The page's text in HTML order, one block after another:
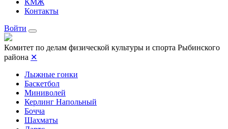
КМЖ
Контакты
Войти
Комитет по делам физической культуры и спорта Рыбинского
района ✕
Лыжные гонки
Баскетбол
Миниволей
Керлинг Напольный
Бочча
Шахматы